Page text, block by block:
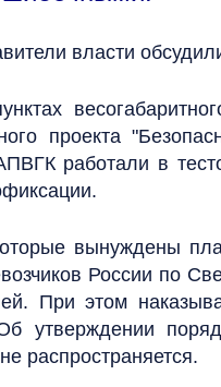
власти
проекта
работали в
вынуждены
России по
При этом
утверждении
распространяется.